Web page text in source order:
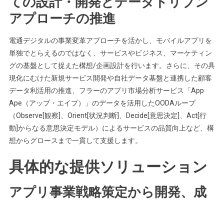
アプローチの推進
電通デジタルの事業変革アプローチを活かし、モバイルアプリを
単独でとらえるのではなく、サービスやビジネス、マーケティン
グの基盤として捉えた構想/企画設計を行います。さらに、その具
現化にむけた新規サービス開発や自社データ基盤と連携した顧客
データ利活用の推進、フラーのアプリ市場分析サービス「App
Ape（アップ・エイプ）」のデータを活用したOODAループ
（Observe[観察]、Orient[状況判断]、Decide[意思決定]、Act[行
動]からなる意思決定モデル）によるサービスの品質向上など、構
想からグロースまで一貫して支援します。
具体的な提供ソリューション
アプリ事業戦略策定から開発、成